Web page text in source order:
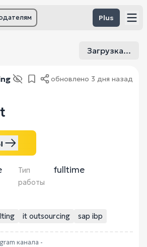
Plus
Загрузка...
обновлено 3 дня назад
Тип
работы
fulltime
it outsourcing sap ibp
канала -